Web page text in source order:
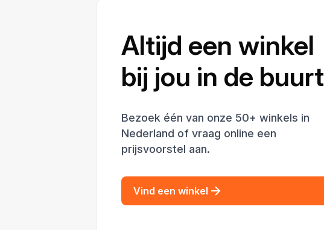
Altijd een winkel
bij jou in de buurt
Bezoek één van onze 50+ winkels in
Nederland of vraag online een
prijsvoorstel aan.
Vind een winkel